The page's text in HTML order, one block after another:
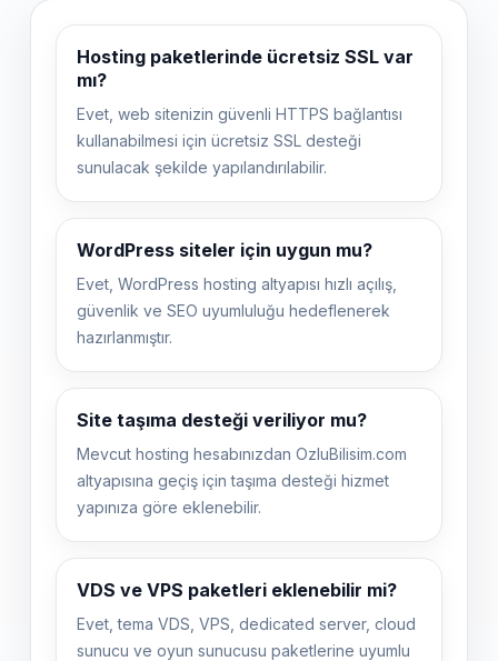
Hosting paketlerinde ücretsiz SSL var
mı?
Evet, web sitenizin güvenli HTTPS bağlantısı
kullanabilmesi için ücretsiz SSL desteği
sunulacak şekilde yapılandırılabilir.
WordPress siteler için uygun mu?
Evet, WordPress hosting altyapısı hızlı açılış,
güvenlik ve SEO uyumluluğu hedeflenerek
hazırlanmıştır.
Site taşıma desteği veriliyor mu?
Mevcut hosting hesabınızdan OzluBilisim.com
altyapısına geçiş için taşıma desteği hizmet
yapınıza göre eklenebilir.
VDS ve VPS paketleri eklenebilir mi?
Evet, tema VDS, VPS, dedicated server, cloud
sunucu ve oyun sunucusu paketlerine uyumlu